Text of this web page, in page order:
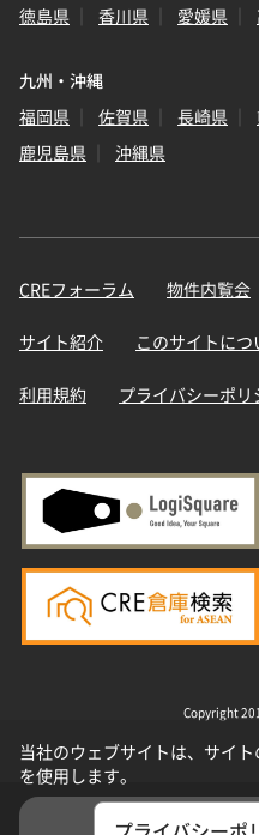
選択
徳島県
香川県 愛媛県
九州・沖縄
福岡県
佐賀県 長崎県
鹿児島県
沖縄県
CREフォーラム 物件内覧会
サイト紹介 このサイトにつ
利用規約 プライバシーポリ
Copyright
当社のウェブサイトは、サイ
を使用します。